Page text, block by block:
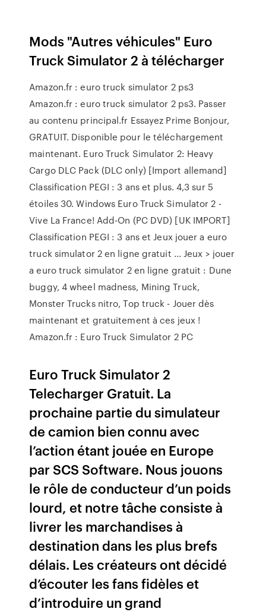
Mods "Autres véhicules" Euro
Truck Simulator 2 à télécharger
Amazon.fr : euro truck simulator 2 ps3
Amazon.fr : euro truck simulator 2 ps3. Passer
au contenu principal.fr Essayez Prime Bonjour,
GRATUIT. Disponible pour le téléchargement
maintenant. Euro Truck Simulator 2: Heavy
Cargo DLC Pack (DLC only) [Import allemand]
Classification PEGI : 3 ans et plus. 4,3 sur 5
étoiles 30. Windows Euro Truck Simulator 2 -
Vive La France! Add-On (PC DVD) [UK IMPORT]
Classification PEGI : 3 ans et Jeux jouer a euro
truck simulator 2 en ligne gratuit ... Jeux > jouer
a euro truck simulator 2 en ligne gratuit : Dune
buggy, 4 wheel madness, Mining Truck,
Monster Trucks nitro, Top truck - Jouer dès
maintenant et gratuitement à ces jeux !
Amazon.fr : Euro Truck Simulator 2 PC
Euro Truck Simulator 2
Telecharger Gratuit. La
prochaine partie du simulateur
de camion bien connu avec
l’action étant jouée en Europe
par SCS Software. Nous jouons
le rôle de conducteur d’un poids
lourd, et notre tâche consiste à
livrer les marchandises à
destination dans les plus brefs
délais. Les créateurs ont décidé
d’écouter les fans fidèles et
d’introduire un grand